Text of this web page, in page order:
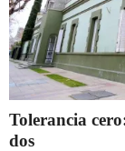
Tolerancia
dos